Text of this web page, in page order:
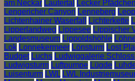
am Neckar Lautertal Lecker Pfädchen
Lengericher Canyon Lenneberg
Lichtenhainer Waserfall
Lichterkette
Lipperlandweg Lippesee Lippischer
Landesmuseum Lippoldshöhle
Lok Lonnekermeer Lönsturm Lost
Budget Luchs Ludwiggalerie
Ludwigsturm Luftpumpe Lügde
Luisenturm LWL LWL